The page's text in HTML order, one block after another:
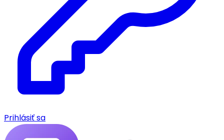
Prihlásiť sa